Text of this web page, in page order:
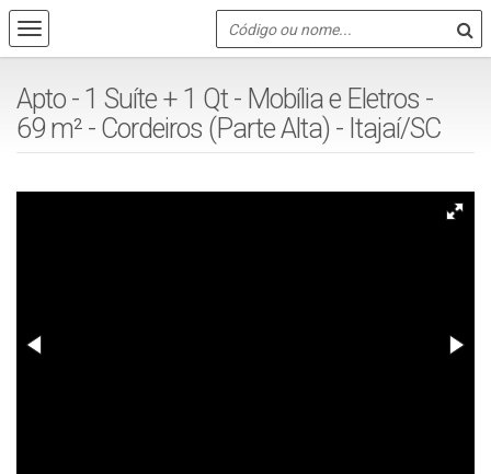
Apto - 1 Suíte + 1 Qt - Mobília e Eletros -
69 m² - Cordeiros (Parte Alta) - Itajaí/SC